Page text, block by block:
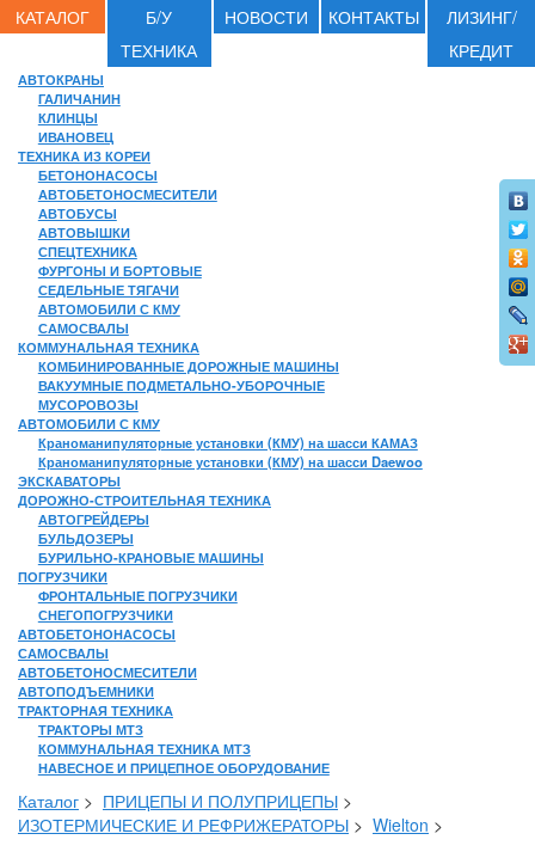
КАТАЛОГ
Б/У
ТЕХНИКА
НОВОСТИ КОНТАКТЫ
ЛИЗИНГ/
КРЕДИТ
АВТОКРАНЫ
ГАЛИЧАНИН
КЛИНЦЫ
ИВАНОВЕЦ
ТЕХНИКА ИЗ КОРЕИ
БЕТОНОНАСОСЫ
АВТОБЕТОНОСМЕСИТЕЛИ
АВТОБУСЫ
АВТОВЫШКИ
СПЕЦТЕХНИКА
ФУРГОНЫ И БОРТОВЫЕ
СЕДЕЛЬНЫЕ ТЯГАЧИ
АВТОМОБИЛИ С КМУ
САМОСВАЛЫ
КОММУНАЛЬНАЯ ТЕХНИКА
КОМБИНИРОВАННЫЕ ДОРОЖНЫЕ МАШИНЫ
ВАКУУМНЫЕ ПОДМЕТАЛЬНО-УБОРОЧНЫЕ
МУСОРОВОЗЫ
АВТОМОБИЛИ С КМУ
Краноманипуляторные установки (КМУ) на шасси КАМАЗ
Краноманипуляторные установки (КМУ) на шасси Daewoo
ЭКСКАВАТОРЫ
ДОРОЖНО-СТРОИТЕЛЬНАЯ ТЕХНИКА
АВТОГРЕЙДЕРЫ
БУЛЬДОЗЕРЫ
БУРИЛЬНО-КРАНОВЫЕ МАШИНЫ
ПОГРУЗЧИКИ
ФРОНТАЛЬНЫЕ ПОГРУЗЧИКИ
СНЕГОПОГРУЗЧИКИ
АВТОБЕТОНОНАСОСЫ
САМОСВАЛЫ
АВТОБЕТОНОСМЕСИТЕЛИ
АВТОПОДЪЕМНИКИ
ТРАКТОРНАЯ ТЕХНИКА
ТРАКТОРЫ МТЗ
КОММУНАЛЬНАЯ ТЕХНИКА МТЗ
НАВЕСНОЕ И ПРИЦЕПНОЕ ОБОРУДОВАНИЕ
Каталог > ПРИЦЕПЫ И ПОЛУПРИЦЕПЫ >
ИЗОТЕРМИЧЕСКИЕ И РЕФРИЖЕРАТОРЫ > Wielton >